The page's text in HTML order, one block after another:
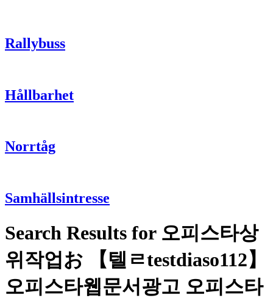
Rallybuss
Hållbarhet
Norrtåg
Samhällsintresse
Search Results for 오피스타상
위작업お 【텔ㄹtestdiaso112】
오피스타웹문서광고 오피스타